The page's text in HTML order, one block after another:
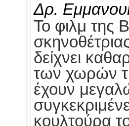
Δρ.
Το φιλμ της
δείχνει
των χωρών
έχουν
κουλτούρα